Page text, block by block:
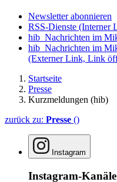
Newsletter abonnieren
RSS-Dienste (Interner
hib_Nachrichten im
hib_Nachrichten im
(Externer Link, Link
Startseite
Presse
Kurzmeldungen (hib)
zurück zu: Presse ()
Instagram
Instagram-Kanäle